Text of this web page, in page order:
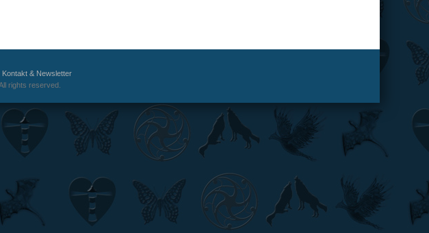
Kontakt & Newsletter
rights reserved.